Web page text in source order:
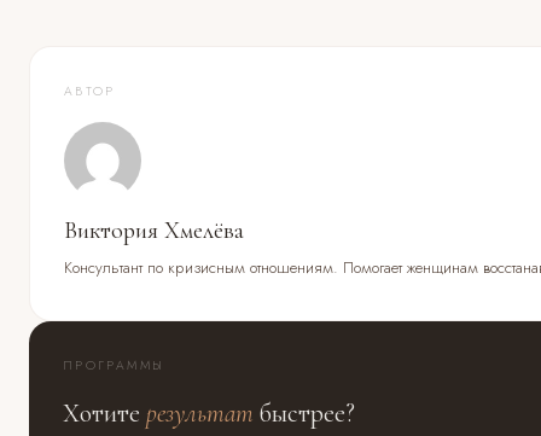
АВТОР
Виктория Хмелёва
Консультант по кризисным отношениям. Помогает женщинам
ПРОГРАММЫ
Хотите результат быстрее?